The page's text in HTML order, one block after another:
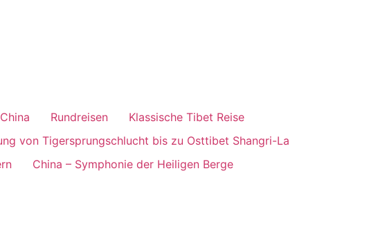
Rundreisen
Klassische Tibet Reise
von Tigersprungschlucht bis zu Osttibet Shangri-La
China – Symphonie der Heiligen Berge